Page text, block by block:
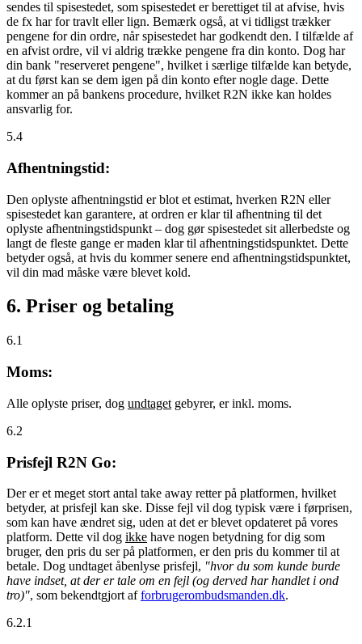
sendes til spisestedet, som spisestedet er berettiget til at afvise, hvis
de fx har for travlt eller lign. Bemærk også, at vi tidligst trækker
pengene for din ordre, når spisestedet har godkendt den. I tilfælde af
en afvist ordre, vil vi aldrig trække pengene fra din konto. Dog har
din bank "reserveret pengene", hvilket i særlige tilfælde kan betyde,
at du først kan se dem igen på din konto efter nogle dage. Dette
kommer an på bankens procedure, hvilket R2N ikke kan holdes
ansvarlig for.
5.4
Afhentningstid:
Den oplyste afhentningstid er blot et estimat, hverken R2N eller
spisestedet kan garantere, at ordren er klar til afhentning til det
oplyste afhentningstidspunkt – dog gør spisestedet sit allerbedste og
langt de fleste gange er maden klar til afhentningstidspunktet. Dette
betyder også, at hvis du kommer senere end afhentningstidspunktet,
vil din mad måske være blevet kold.
6. Priser og betaling
6.1
Moms:
Alle oplyste priser, dog undtaget gebyrer, er inkl. moms.
6.2
Prisfejl R2N Go:
Der er et meget stort antal take away retter på platformen, hvilket
betyder, at prisfejl kan ske. Disse fejl vil dog typisk være i førprisen,
som kan have ændret sig, uden at det er blevet opdateret på vores
platform. Dette vil dog ikke have nogen betydning for dig som
bruger, den pris du ser på platformen, er den pris du kommer til at
betale. Dog undtaget åbenlyse prisfejl, "hvor du som kunde burde
have indset, at der er tale om en fejl (og derved har handlet i ond
tro)", som bekendtgjort afforbrugerombudsmanden.dk.
6.2.1